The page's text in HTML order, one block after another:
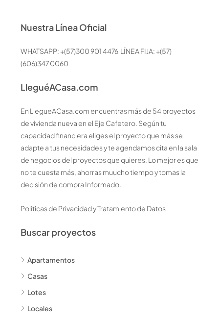
Nuestra Línea Oficial
WHATSAPP: +(57)300 901 4476 LÍNEA FIJA: +(57)
(606)347 0060
LleguéACasa.com
En LlegueACasa.com encuentras más de 54 proyectos
de vivienda nueva en el Eje Cafetero. Según tu
capacidad financiera eliges el proyecto que más se
adapte a tus necesidades y te agendamos cita en la sala
de negocios del proyectos que quieres. Lo mejor es que
no te cuesta más, ahorras muucho tiempo y tomas la
decisión de compra Informado.
Políticas de Privacidad y Tratamiento de Datos
Buscar proyectos
Apartamentos
Casas
Lotes
Locales